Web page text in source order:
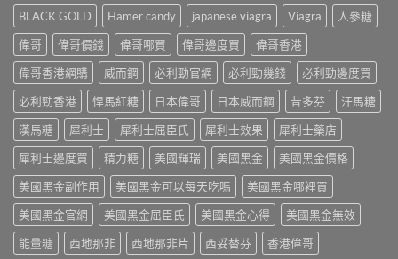
聰
明
替
代
方
案
一
次
解
析〉
中
法
＋
預
防
再
發，
完
整
略
一
次
看〉
中
什
麼
危
害：
從
劑
量、
副
用
到
死
線
的
完
整
拆
改
變
性
功
能
障
礙
治
的
突
破
性
藥
物〉
中
BLACK GOLD Hamer candy japanese viagra Viagra
人參糖
偉哥
偉哥價錢 偉哥哪買 偉哥邊度買
偉哥香港
偉哥香港網購
威而鋼 必利勁官網 必利勁幾錢
必利勁邊度買
必利勁香港
悍馬紅糖 日本偉哥 日本威而鋼 昔多芬
汗馬糖
漢馬糖
犀利士 犀利士屈臣氏 犀利士效果
犀利士藥店
犀利士邊度買
精力糖 美國輝瑞 美國黑金
美國黑金價格
美國黑金副作用
美國黑金可以每天吃嗎
美國黑金哪裡買
美國黑金官網
美國黑金屈臣氏 美國黑金心得
美國黑金無效
能量糖
西地那非 西地那非片 西妥替芬
香港偉哥